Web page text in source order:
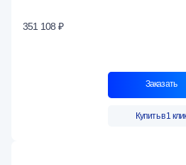
351 108 ₽
Заказать
Купить в 1